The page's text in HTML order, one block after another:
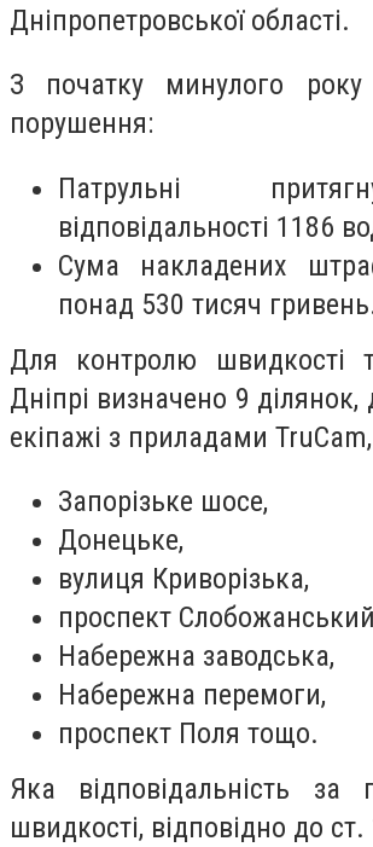
Дніпропетровської області.
З початку минулого
порушення:
Патрульні
відповідальності 1186
Сума накладених
понад 530 тисяч
Для контролю швидкості
Дніпрі визначено 9
екіпажі з приладами
Запорізьке шосе,
Донецьке,
вулиця Криворізька,
проспект
Набережна заводська,
Набережна перемоги,
проспект Поля тощо.
Яка відповідальність за
швидкості, відповідно до